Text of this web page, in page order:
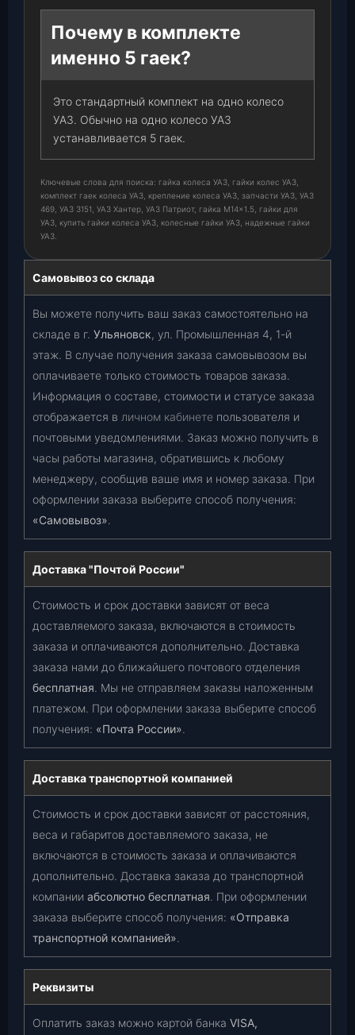
Почему в комплекте
именно 5 гаек?
Это стандартный комплект на одно колесо
УАЗ. Обычно на одно колесо УАЗ
устанавливается 5 гаек.
Ключевые слова для поиска: гайка колеса УАЗ, гайки колес УАЗ,
комплект гаек колеса УАЗ, крепление колеса УАЗ, запчасти УАЗ, УАЗ
469, УАЗ 3151, УАЗ Хантер, УАЗ Патриот, гайка М14×1.5, гайки для
УАЗ, купить гайки колеса УАЗ, колесные гайки УАЗ, надежные гайки
УАЗ.
Самовывоз со склада
Вы можете получить ваш заказ самостоятельно на
складе в г. Ульяновск, ул. Промышленная 4, 1-й
этаж. В случае получения заказа самовывозом вы
оплачиваете только стоимость товаров заказа.
Информация о составе, стоимости и статусе заказа
отображается в личном кабинете пользователя и
почтовыми уведомлениями. Заказ можно получить в
часы работы магазина, обратившись к любому
менеджеру, сообщив ваше имя и номер заказа. При
оформлении заказа выберите способ получения:
«Самовывоз».
Доставка "Почтой России"
Стоимость и срок доставки зависят от веса
доставляемого заказа, включаются в стоимость
заказа и оплачиваются дополнительно. Доставка
заказа нами до ближайшего почтового отделения
бесплатная. Мы не отправляем заказы наложенным
платежом. При оформлении заказа выберите способ
получения: «Почта России».
Доставка транспортной компанией
Стоимость и срок доставки зависят от расстояния,
веса и габаритов доставляемого заказа, не
включаются в стоимость заказа и оплачиваются
дополнительно. Доставка заказа до транспортной
компании абсолютно бесплатная. При оформлении
заказа выберите способ получения: «Отправка
транспортной компанией».
Реквизиты
Оплатить заказ можно картой банка VISA,